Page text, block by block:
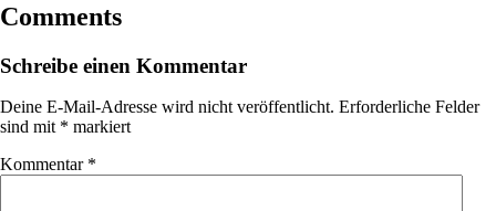
Comments
Schreibe einen Kommentar
Deine E-Mail-Adresse wird nicht veröffentlicht. Erforderliche Felder
sind mit * markiert
Kommentar *